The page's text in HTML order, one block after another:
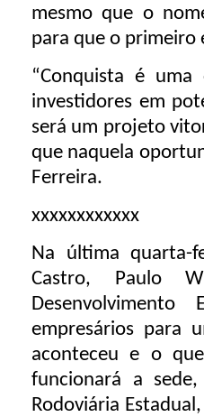
mesmo que o
para que o primeiro
“Conquista é uma
investidores em
será um projeto
que naquela
Ferreira.
xxxxxxxxxxxx
Na última quarta-
Castro, Paulo
empresários para
aconteceu e o
funcionará a
Rodoviária